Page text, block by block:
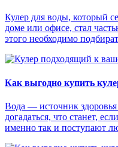
Кулер для воды, который
доме или офисе, стал
этого необходимо
Как выгодно купить
Вода — источник
догадаться, что станет,
именно так и поступают